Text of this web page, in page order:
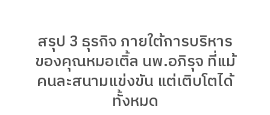
สรุป 3 ธุรกิจ ภายใต้การบริหาร
ของคุณหมอเติ้ล นพ.อภิรุจ ที่แม้
คนละสนามแข่งขัน แต่เติบโตได้
ทั้งหมด